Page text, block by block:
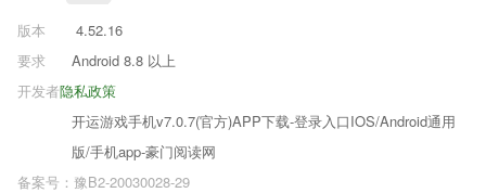
版本
4.52.16
要求
Android 8.8 以上
隐私政策
开发者
开运游戏手机v7.0.7(官方)APP下载-登录入口IOS/Android通用
版/手机app-豪门阅读网
备案号：豫B2-20030028-29